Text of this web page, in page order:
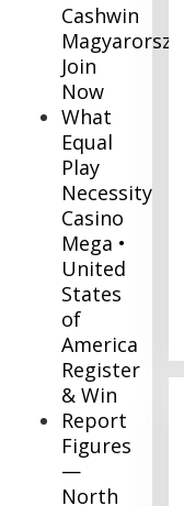
Cashwin
Join
Now
What
Equal
Play
Necessity
Casino
Mega •
United
States
of
America
Register
& Win
Report
Figures
—
North